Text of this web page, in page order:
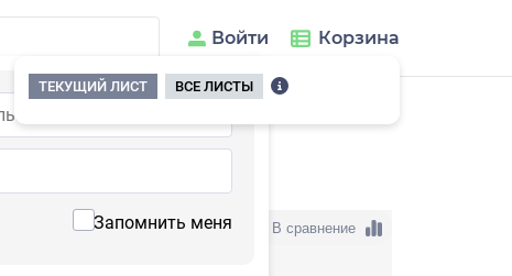
Войти
Запомнить меня
Корзина
ТЕКУЩИЙ ЛИСТ
ВСЕ ЛИСТЫ
/ 5V122TD-100
В сравнение